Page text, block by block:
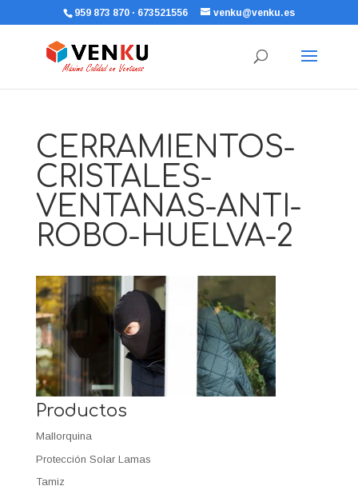
959 873 870 · 673521556 venku@venku.es
CERRAMIENTOS-
CRISTALES-
VENTANAS-ANTI-
ROBO-HUELVA-2
Productos
Mallorquina
Protección Solar Lamas
Tamiz